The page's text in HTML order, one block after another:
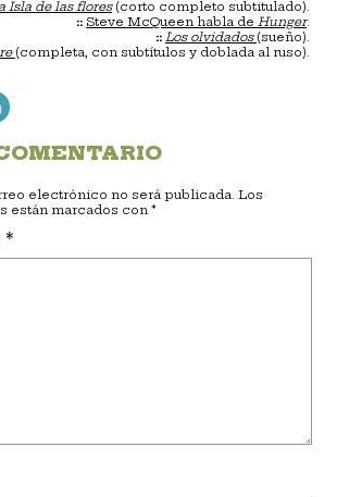
Isla de las flores(corto completo subtitulado).
:: Steve McQueen habla de Hunger.
:: Los olvidados (sueño).
(completa, con subtítulos y doblada al ruso).
electrónico no será publicada. Los
están marcados con *
*